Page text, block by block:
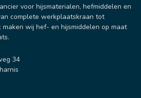
voor hijsmaterialen, hefmiddelen en
complete werkplaatskraan tot
wij hef- en hijsmiddelen op maat
34